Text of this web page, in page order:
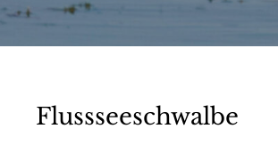
Flussseeschwalbe